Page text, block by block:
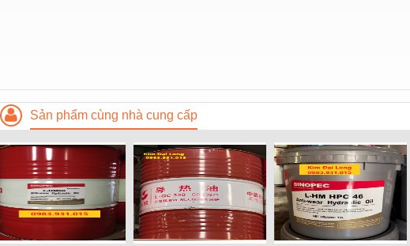
Sản phẩm cùng nhà cung cấp